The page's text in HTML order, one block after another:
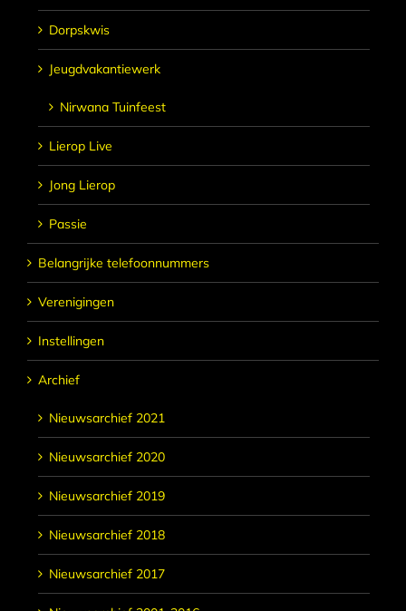
Dorpskwis
Jeugdvakantiewerk
Nirwana Tuinfeest
Lierop Live
Jong Lierop
Passie
Belangrijke telefoonnummers
Verenigingen
Instellingen
Archief
Nieuwsarchief 2021
Nieuwsarchief 2020
Nieuwsarchief 2019
Nieuwsarchief 2018
Nieuwsarchief 2017